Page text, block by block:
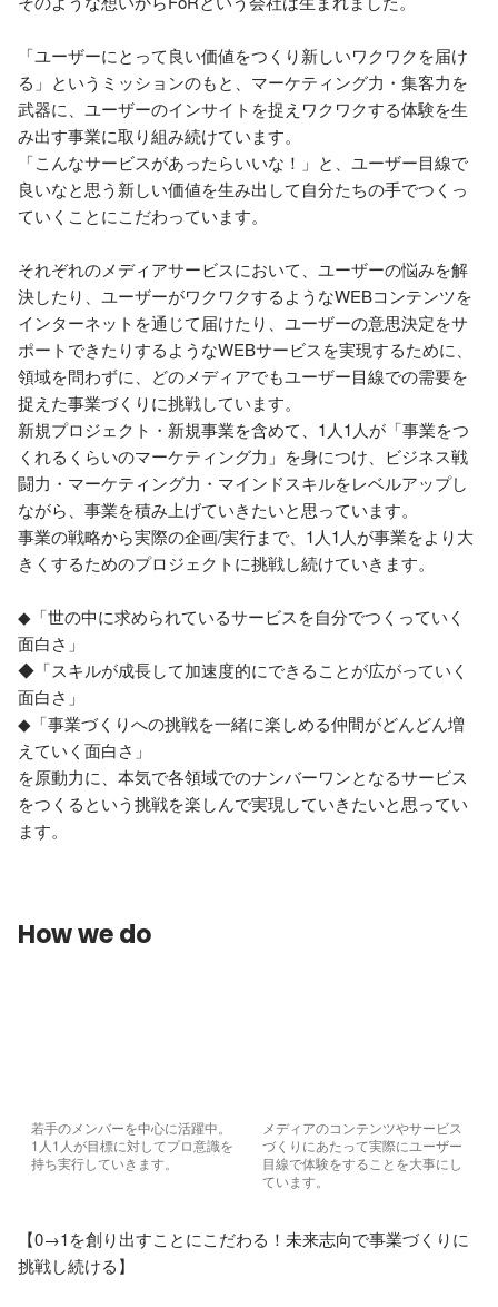
「ユーザーにとって良い価値をつくり新しいワクワクを届け
る」というミッションのもと、マーケティング力・集客力を
武器に、ユーザーのインサイトを捉えワクワクする体験を生
み出す事業に取り組み続けています。
「こんなサービスがあったらいいな！」と、ユーザー目線で
良いなと思う新しい価値を生み出して自分たちの手でつくっ
ていくことにこだわっています。
それぞれのメディアサービスにおいて、ユーザーの悩みを解
決したり、ユーザーがワクワクするようなWEBコンテンツを
インターネットを通じて届けたり、ユーザーの意思決定をサ
ポートできたりするようなWEBサービスを実現するために、
領域を問わずに、どのメディアでもユーザー目線での需要を
捉えた事業づくりに挑戦しています。
新規プロジェクト・新規事業を含めて、1人1人が「事業をつ
くれるくらいのマーケティング力」を身につけ、ビジネス戦
闘力・マーケティング力・マインドスキルをレベルアップし
ながら、事業を積み上げていきたいと思っています。
事業の戦略から実際の企画/実行まで、1人1人が事業をより大
きくするためのプロジェクトに挑戦し続けていきます。
◆「世の中に求められているサービスを自分でつくっていく
面白さ」
◆「スキルが成長して加速度的にできることが広がっていく
面白さ」
◆「事業づくりへの挑戦を一緒に楽しめる仲間がどんどん増
えていく面白さ」
を原動力に、本気で各領域でのナンバーワンとなるサービス
をつくるという挑戦を楽しんで実現していきたいと思ってい
ます。
How we do
若手のメンバーを中心に活躍中。
1人1人が目標に対してプロ意識を
持ち実行していきます。
メディアのコンテンツやサービス
づくりにあたって実際にユーザー
目線で体験をすることを大事にし
ています。
【0→1を創り出すことにこだわる！未来志向で事業づくりに
挑戦し続ける】